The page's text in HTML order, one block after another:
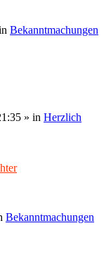
Bekanntmachungen
» in Herzlich
Bekanntmachungen